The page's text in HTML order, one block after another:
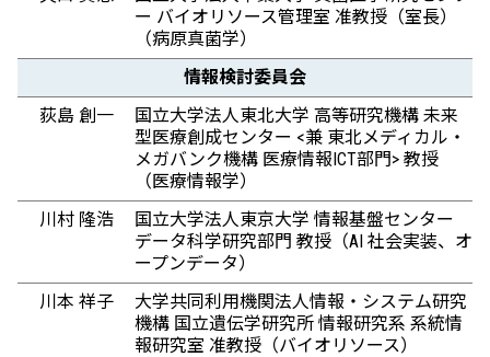
ー バイオリソース管理室 准教授（室長）
（病原真菌学）
情報検討委員会
荻島 創一
国立大学法人東北大学 高等研究機構 未来
型医療創成センター <兼 東北メディカル・
メガバンク機構 医療情報ICT部門> 教授
（医療情報学）
川村 隆浩
国立大学法人東京大学 情報基盤センター
データ科学研究部門 教授（AI 社会実装、オ
ープンデータ）
川本 祥子
大学共同利用機関法人情報・システム研究
機構 国立遺伝学研究所 情報研究系 系統情
報研究室 准教授（バイオリソース）